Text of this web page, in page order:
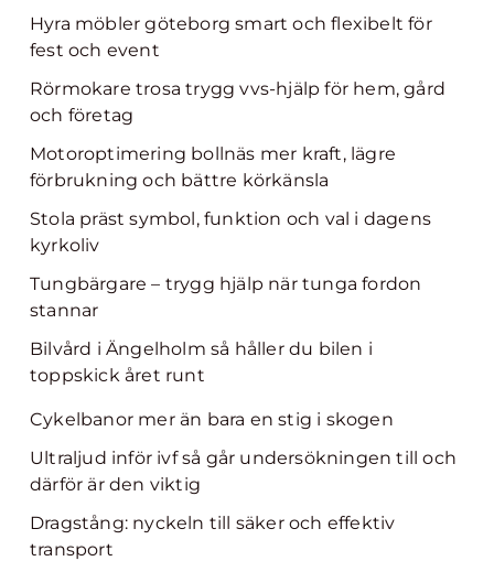
Hyra möbler göteborg smart och flexibelt för
fest och event
Rörmokare trosa trygg vvs-hjälp för hem, gård
och företag
Motoroptimering bollnäs mer kraft, lägre
förbrukning och bättre körkänsla
Stola präst symbol, funktion och val i dagens
kyrkoliv
Tungbärgare – trygg hjälp när tunga fordon
stannar
Bilvård i Ängelholm så håller du bilen i
toppskick året runt
Cykelbanor mer än bara en stig i skogen
Ultraljud inför ivf så går undersökningen till och
därför är den viktig
Dragstång: nyckeln till säker och effektiv
transport